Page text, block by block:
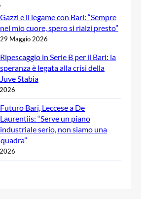
Gazzi e il legame con Bari: “Sempre
nel mio cuore, spero si rialzi presto”
29 Maggio 2026
Ripescaggio in Serie B per il Bari: la
speranza è legata alla crisi della
Juve Stabia
Futuro Bari, Leccese a De
Laurentiis: “Serve un piano
industriale serio, non siamo una